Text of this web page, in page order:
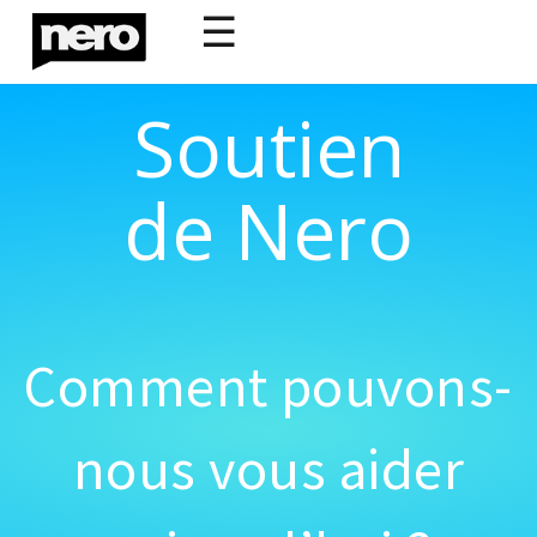
☰
Soutien
de Nero
Comment pouvons-
nous vous aider